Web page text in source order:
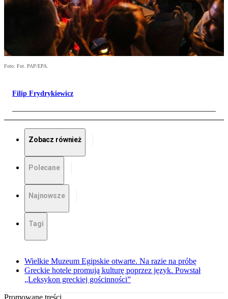
Foto: Fot. PAP/EPA.
Filip Frydrykiewicz
Zobacz również
Polecane
Najnowsze
Tagi
Wielkie Muzeum Egipskie otwarte. Na razie na próbę
Greckie hotele promują kulturę poprzez język. Powstał
„Leksykon greckiej gościnności”
Promowane treści